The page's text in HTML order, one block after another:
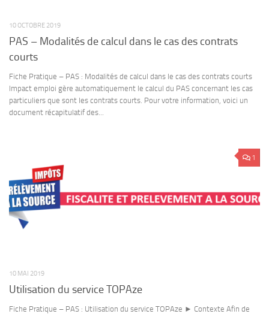
10 OCTOBRE 2019
PAS – Modalités de calcul dans le cas des contrats
courts
Fiche Pratique – PAS : Modalités de calcul dans le cas des contrats courts
Impact emploi gère automatiquement le calcul du PAS concernant les cas
particuliers que sont les contrats courts. Pour votre information, voici un
document récapitulatif des...
1
10 MAI 2019
Utilisation du service TOPAze
Fiche Pratique – PAS : Utilisation du service TOPAze ► Contexte Afin de